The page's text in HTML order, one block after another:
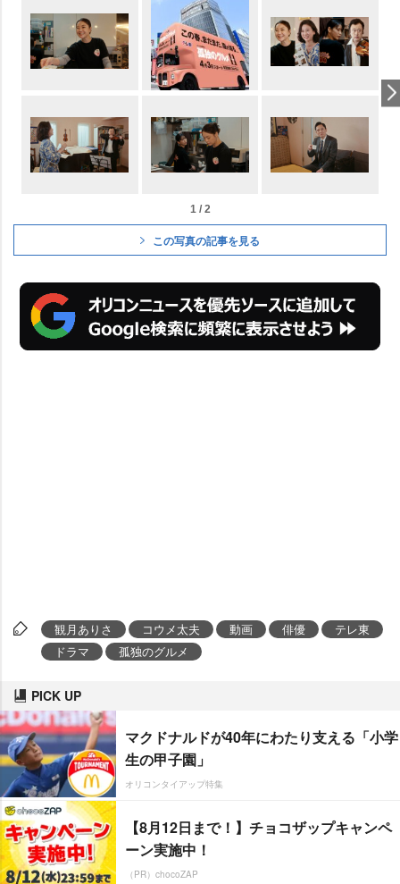
1 / 2
この写真の記事を見る
観月ありさ コウメ太夫 動画 俳優
テレ東
ドラマ
孤独のグルメ
PICK UP
マクドナルドが40年にわたり支える「小学
生の甲子園」
オリコンタイアップ特集
【8月12日まで！】チョコザップキャンペ
ーン実施中！
（PR）chocoZAP